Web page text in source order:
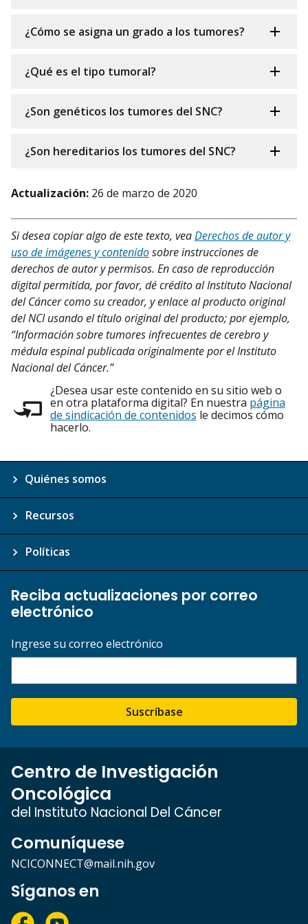
¿Cómo se asigna un grado a los tumores?
¿Qué es el tipo tumoral?
¿Son genéticos los tumores del SNC?
¿Son hereditarios los tumores del SNC?
Actualización: 26 de marzo de 2020
Si desea copiar algo de este texto, veaDerechos de autor y
uso de imágenes y contenidosobre instrucciones de
derechos de autor y permisos. En caso de reproducción
digital permitida, por favor, dé crédito al Instituto Nacional
del Cáncer como su creador, y enlace al producto original
del NCI usando el título original del producto; por ejemplo,
“Información sobre tumores infrecuentes de cerebro y
médula espinal publicada originalmente por el Instituto
Nacional del Cáncer.”
¿Desea usar este contenido en su sitio web o
en otra plataforma digital? En nuestra página
de sindicación de contenidos le decimos cómo
hacerlo.
Quiénes somos
Recursos
Políticas
Reciba actualizaciones por correo
electrónico
Ingrese su correo electrónico
Suscríbase
Centro de Investigación
Oncológica
del Instituto Nacional Del Cáncer
Comuníquese
NCICONNECT@mail.nih.gov
Síganos en